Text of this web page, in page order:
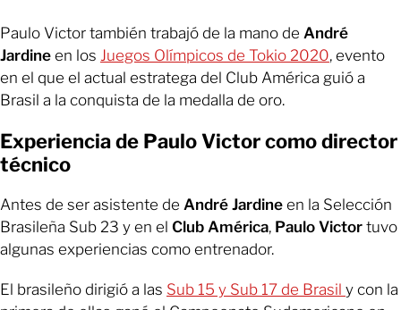
Paulo Victor también trabajó de la mano de André
Jardine en los Juegos Olímpicos de Tokio 2020, evento
en el que el actual estratega del Club América guió a
Brasil a la conquista de la medalla de oro.
Experiencia de Paulo Victor como director
técnico
Antes de ser asistente de André Jardine en la Selección
Brasileña Sub 23 y en el Club América, Paulo Victor tuvo
algunas experiencias como entrenador.
El brasileño dirigió a las Sub 15 y Sub 17 de Brasil y con la